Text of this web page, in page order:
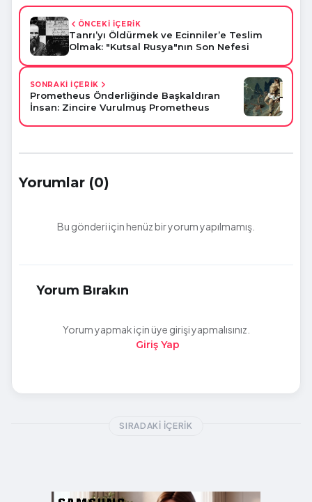
ÖNCEKİ İÇERİK
Tanrı’yı Öldürmek ve Ecinniler’e Teslim
Olmak: "Kutsal Rusya"nın Son Nefesi
SONRAKİ İÇERİK
Prometheus Önderliğinde Başkaldıran
İnsan: Zincire Vurulmuş Prometheus
Yorumlar (0)
Bu gönderi için henüz bir yorum yapılmamış.
Yorum Bırakın
Yorum yapmak için üye girişi yapmalısınız.
Giriş Yap
SIRADAKI İÇERIK